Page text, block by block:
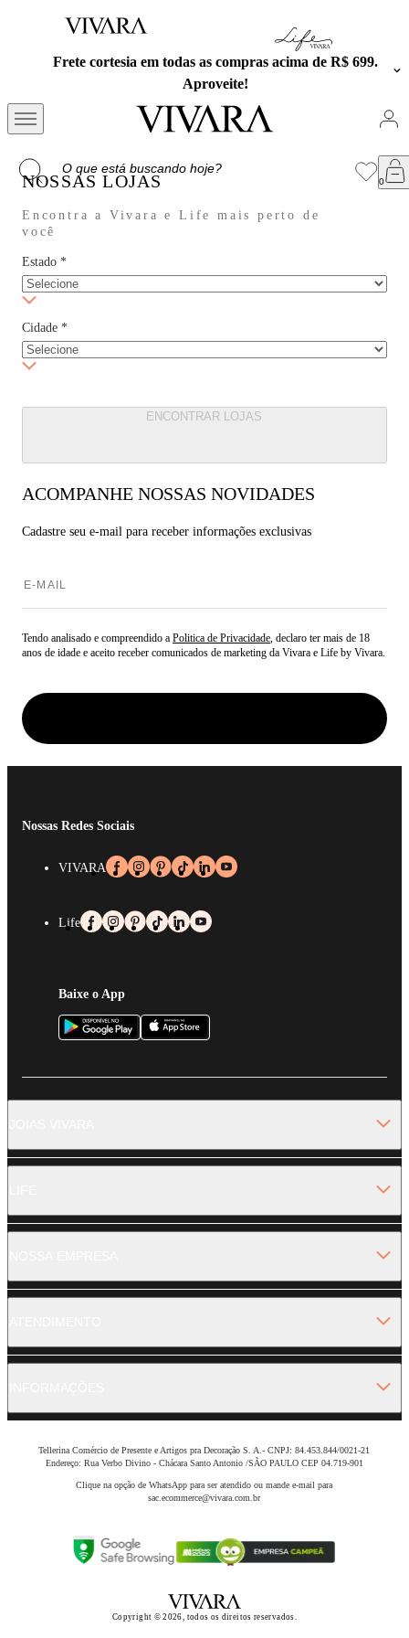
Frete cortesia em todas as compras acima de R$ 699.
Aproveite!
NOSSAS LOJAS
Encontra a Vivara e Life mais perto de
você
Estado *
Cidade *
ENCONTRAR LOJAS
ACOMPANHE NOSSAS NOVIDADES
Cadastre seu e-mail para receber informações exclusivas
Tendo analisado e compreendido a Politica de Privacidade, declaro ter mais de 18
anos de idade e aceito receber comunicados de marketing da Vivara e Life by Vivara.
Nossas Redes Sociais
VIVARA
Life
Baixe o App
Tellerina Comércio de Presente e Artigos pra Decoração S. A.- CNPJ: 84.453.844/0021-21
Endereço: Rua Verbo Divino - Chácara Santo Antonio /SÃO PAULO CEP 04.719-901
Clique na opção de WhatsApp para ser atendido ou mande e-mail para
sac.ecommerce@vivara.com.br
Copyright © 2026, todos os direitos reservados.